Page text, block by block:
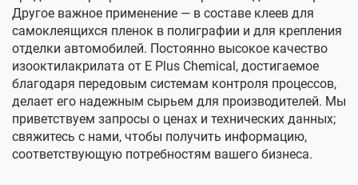
Другое важное применение — в составе клеев для
самоклеящихся пленок в полиграфии и для крепления
отделки автомобилей. Постоянно высокое качество
изооктилакрилата от E Plus Chemical, достигаемое
благодаря передовым системам контроля процессов,
делает его надежным сырьем для производителей. Мы
приветствуем запросы о ценах и технических данных;
свяжитесь с нами, чтобы получить информацию,
соответствующую потребностям вашего бизнеса.